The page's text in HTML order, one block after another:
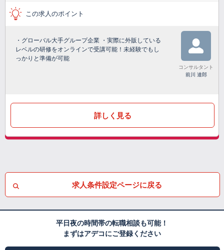
この求人のポイント
・グローバル大手グループ企業 ・実際に外販している
レベルの研修をオンラインで受講可能！未経験でもし
っかりと準備が可能
コンサルタント
前川 達郎
詳しく見る
求人条件設定ページに戻る
平日夜の時間帯の転職相談も可能！
まずはアデコにご登録ください